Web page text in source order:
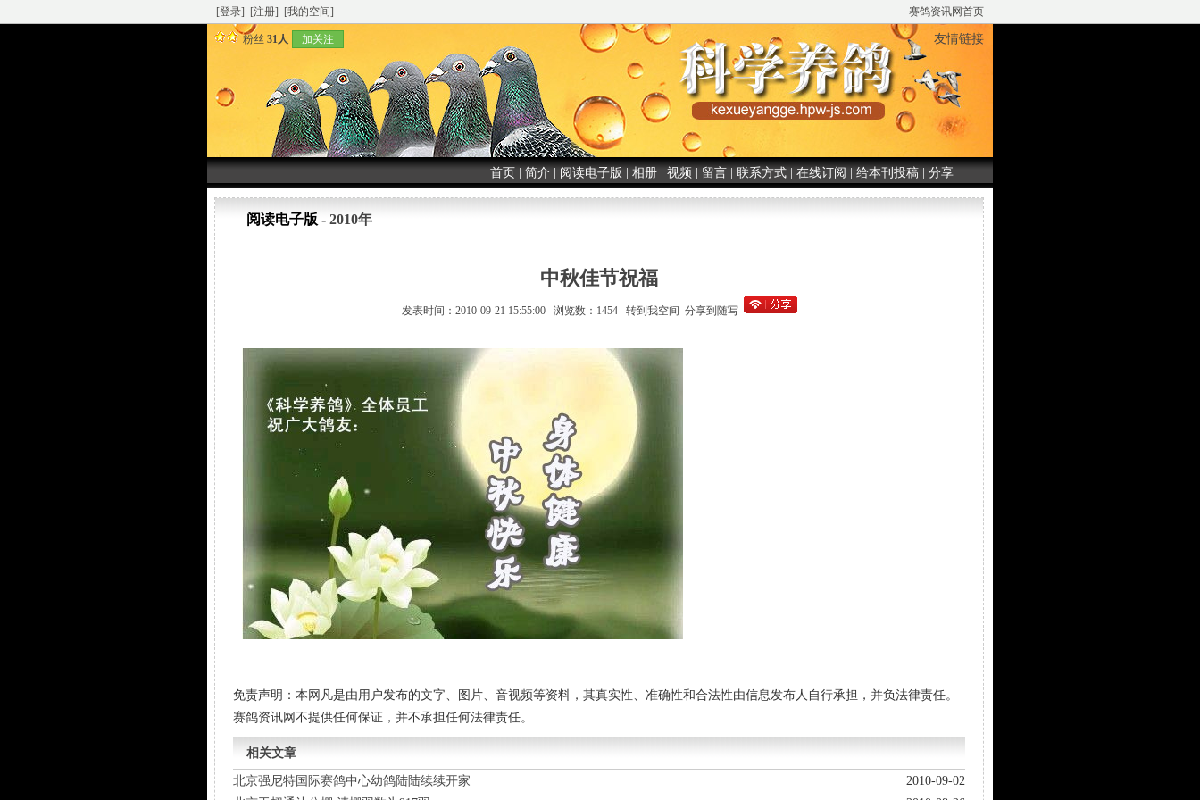
[登录] [注册] [我的空间] 赛鸽资讯网首页
粉丝 31人 加关注 友情链接
首页 简介 阅读电子版 相册 视频 留言 联系方式 在线订阅 给本刊投稿 分享
阅读电子版 - 2010年
中秋佳节祝福
发表时间：2010-09-21 15:55:00 浏览数：1454 转到我空间 分享到随写
免责声明：本网凡是由用户发布的文字、图片、音视频等资料，其真实性、准确性和合法性由信息发布人自行承担，并负法律责任。
赛鸽资讯网不提供任何保证，并不承担任何法律责任。
相关文章
2010-09-02
北京强尼特国际赛鸽中心幼鸽陆陆续续开家